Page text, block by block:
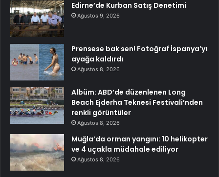
Edirne’de Kurban Satış Denetimi
Ağustos 9, 2026
Prensese bak sen! Fotoğraf İspanya’yı
ayağa kaldırdı
Ağustos 8, 2026
Albüm: ABD’de düzenlenen Long
Beach Ejderha Teknesi Festivali’nden
renkli görüntüler
Ağustos 8, 2026
Muğla’da orman yangını: 10 helikopter
ve 4 uçakla müdahale ediliyor
Ağustos 8, 2026